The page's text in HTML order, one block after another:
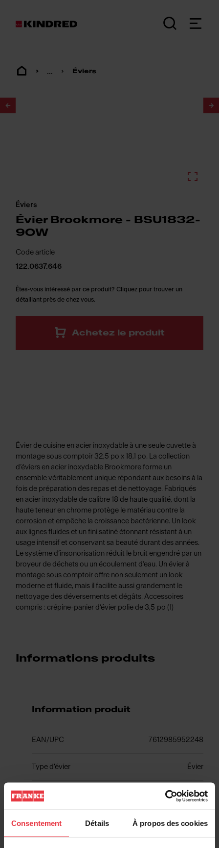
Consentement Détails À propos des cookies
... Éviers
Éviers
Évier Brookmore - BSU1832-
9OW
Code article
122.0637.646
Êtes-vous intéressé par ce produit? Cliquez pour trouver un
détaillant près de chez vous.
Achetez le produit
Évier de cuisine en acier inoxydable à une seule cuvette à
montage sous comptoir 32,5 po x 18,1 po. La collection
d’éviers en acier inoxydable Brookmore forme un
ensemble véritablement unique répondant aux besoins à la
fois de préparation des repas et de nettoyage. Fabriqués
en acier inoxydable de calibre 18 de haute qualité, dont la
haute teneur en chrome protège le matériau contre la
corrosion et empêche la croissance bactérienne. Un look
aux lignes fluides et un fini satiné étonnant résistant à un
usage intensif et conservant sa beauté durant des années.
Le système d’insonorisation réduit le bruit engendré par un
broyeur de déchets ou un écoulement d’eau. Un évier à
montage sous comptoir offre non seulement un look
moderne et fluide, mais il facilite aussi grandement le
nettoyage des déversements et dégâts. Accessoires
compris : crépine-panier d’évier polie de 3,5 po (1)
Informations produits
Information produit
EAN/UPC 7612985952248
Type d'évier Évier
Type de matériau Acier inoxydable
Nombre de cuvettes 1